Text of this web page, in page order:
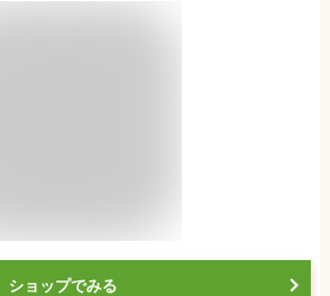
ショップでみる